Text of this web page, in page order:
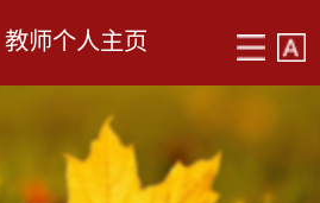
教师个人主页